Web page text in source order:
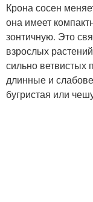
Крона сосен
она имеет
зонтичную. Это
взрослых
сильно ветвистых
длинные и
бугристая или